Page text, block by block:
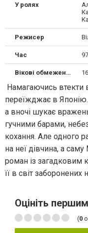
У ролях
Режисер
Час 97
Вікові обмеження
Намагаючись втекти
переїжджає в
а вночі шукає
гучними барами,
кохання. Але одного
на неї дівчина, а
роман із загадковим
її в світ заборонених
Оцініть першим
(0